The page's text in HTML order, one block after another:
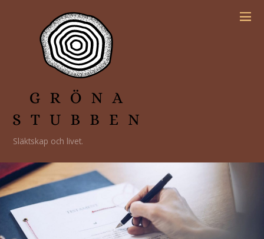
Släktskap och livet.